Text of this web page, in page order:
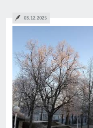
03.12.2025